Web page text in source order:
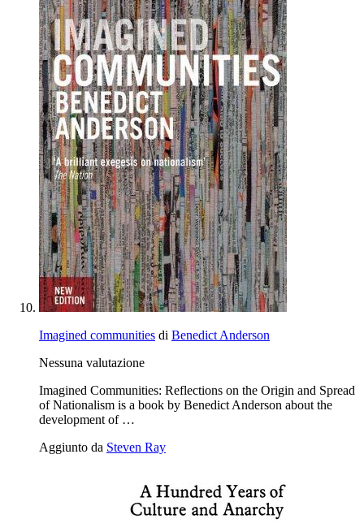
Imagined communities di Benedict Anderson
Nessuna valutazione
Imagined Communities: Reflections on the Origin and Spread
of Nationalism is a book by Benedict Anderson about the
development of …
Aggiunto da Steven Ray